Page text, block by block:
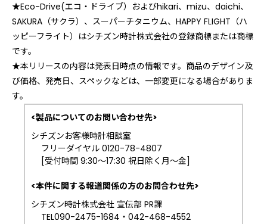
★Eco-Drive(エコ・ドライブ）およびhikari、mizu、daichi、
SAKURA（サクラ）、スーパーチタニウム、HAPPY FLIGHT（ハ
ッピーフライト）はシチズン時計株式会社の登録商標または商標
です。
★本リリースの内容は発表日時点の情報です。商品のデザイン及
び価格、発売日、スペックなどは、一部変更になる場合がありま
す。
<製品についてのお問い合わせ先>
シチズンお客様時計相談室
フリーダイヤル 0120-78-4807
[受付時間 9:30～17:30 祝日除く月～金]
<本件に関する報道関係の方のお問合わせ先>
シチズン時計株式会社 宣伝部 PR課
TEL090-2475-1684・042-468-4552